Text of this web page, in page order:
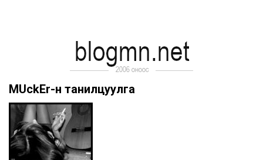
MUckEr-н танилцуулга